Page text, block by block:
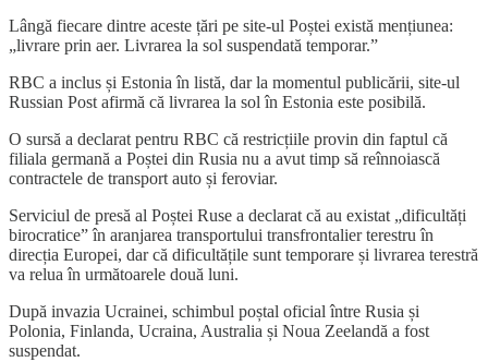
Lângă fiecare dintre aceste țări pe site-ul Poștei există mențiunea:
„livrare prin aer. Livrarea la sol suspendată temporar.”
RBC a inclus și Estonia în listă, dar la momentul publicării, site-ul
Russian Post afirmă că livrarea la sol în Estonia este posibilă.
O sursă a declarat pentru RBC că restricțiile provin din faptul că
filiala germană a Poștei din Rusia nu a avut timp să reînnoiască
contractele de transport auto și feroviar.
Serviciul de presă al Poștei Ruse a declarat că au existat „dificultăți
birocratice” în aranjarea transportului transfrontalier terestru în
direcția Europei, dar că dificultățile sunt temporare și livrarea terestră
va relua în următoarele două luni.
După invazia Ucrainei, schimbul poștal oficial între Rusia și
Polonia, Finlanda, Ucraina, Australia și Noua Zeelandă a fost
suspendat.